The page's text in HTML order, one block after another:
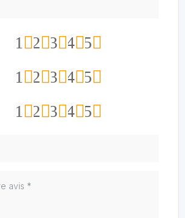
5
4
3
2
1
5
4
3
2
1
5
4
3
2
1